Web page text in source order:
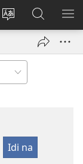
Promijeni
Prijava
(otvara
JW.ORG
|
Pretraga